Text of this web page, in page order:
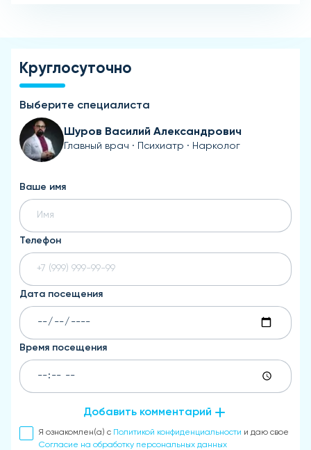
Круглосуточно
Выберите специалиста
Шуров Василий Александрович
Главный врач · Психиатр · Нарколог
Ваше имя
Телефон
Дата посещения
Время посещения
Добавить комментарий
Я ознакомлен(а) с Политикой конфиденциальности и даю свое
Согласие на обработку персональных данных